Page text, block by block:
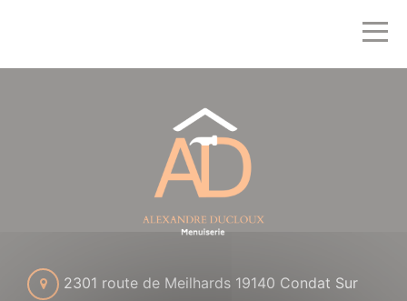
2301 route de Meilhards 19140 Condat Sur